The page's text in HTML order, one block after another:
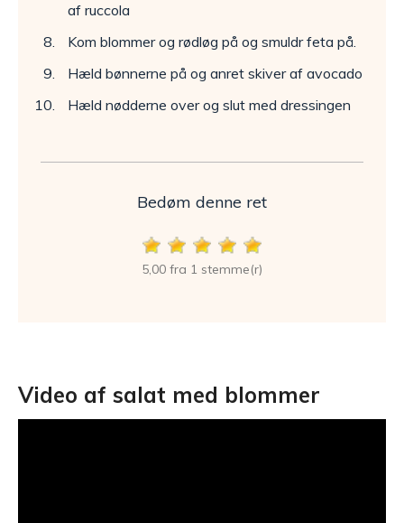
af ruccola
Kom blommer og rødløg på og smuldr feta på.
Hæld bønnerne på og anret skiver af avocado
Hæld nødderne over og slut med dressingen
Bedøm denne ret
5,00 fra 1 stemme(r)
Video af salat med blommer